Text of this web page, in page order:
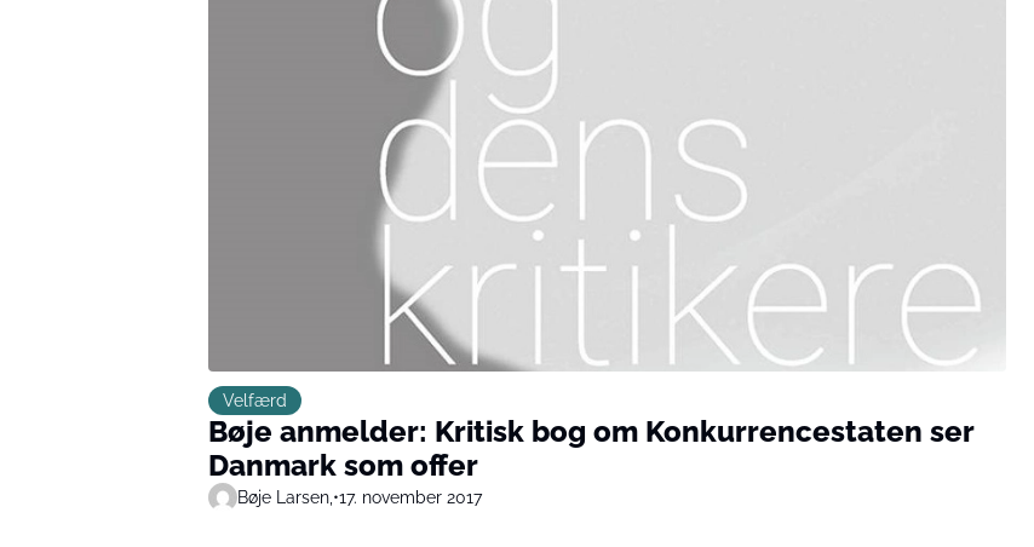
Velfærd
Bøje anmelder: Kritisk bog om Konkurrencestaten ser
Danmark som offer
Bøje Larsen, •17. november 2017